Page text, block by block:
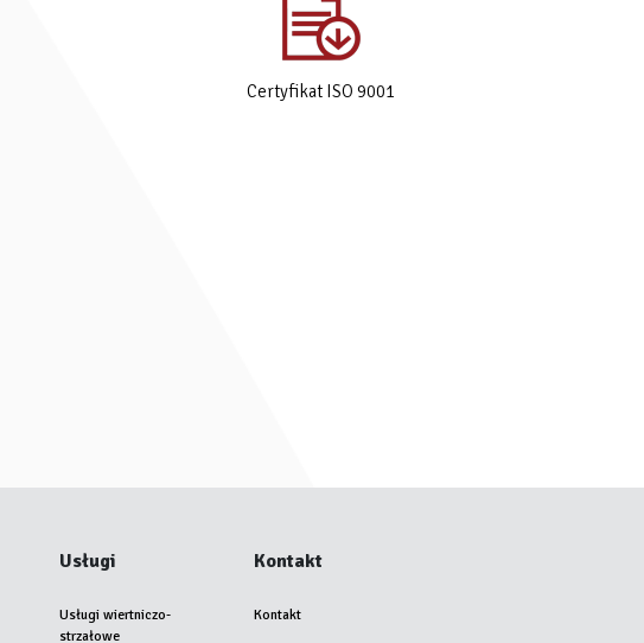
Certyfikat ISO 9001
Usługi
Usługi wiertniczo-
strzałowe
Kontakt
Kontakt